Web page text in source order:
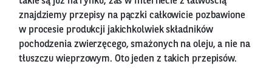
znajdziemy przepisy na pączki całkowicie pozbawione
w procesie produkcji jakichkolwiek składników
pochodzenia zwierzęcego, smażonych na oleju, a nie na
tłuszczu wieprzowym. Oto jeden z takich przepisów.